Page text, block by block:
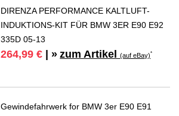
DIRENZA PERFORMANCE KALTLUFT-
INDUKTIONS-KIT FÜR BMW 3ER E90 E92
335D 05-13
264,99 € | » zum Artikel(auf eBay)*
Gewindefahrwerk for BMW 3er E90 E91